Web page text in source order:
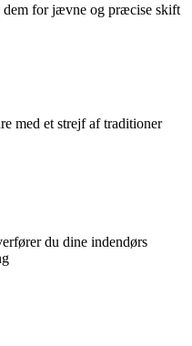
dem for jævne og præcise skift
med et strejf af traditioner
du dine indendørs